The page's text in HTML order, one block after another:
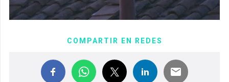
COMPARTIR EN REDES